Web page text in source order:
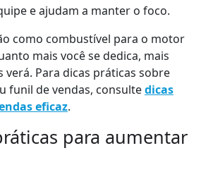
e ajudam a manter o foco.
como combustível para o motor
mais você se dedica, mais
Para dicas práticas sobre
funil de vendas, consultedicas
eficaz.
para aumentar